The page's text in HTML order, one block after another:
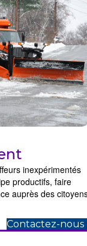
inexpérimentés
productifs, faire
auprès des
Contactez-nous